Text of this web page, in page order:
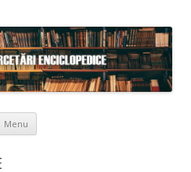
Menu Skip to content